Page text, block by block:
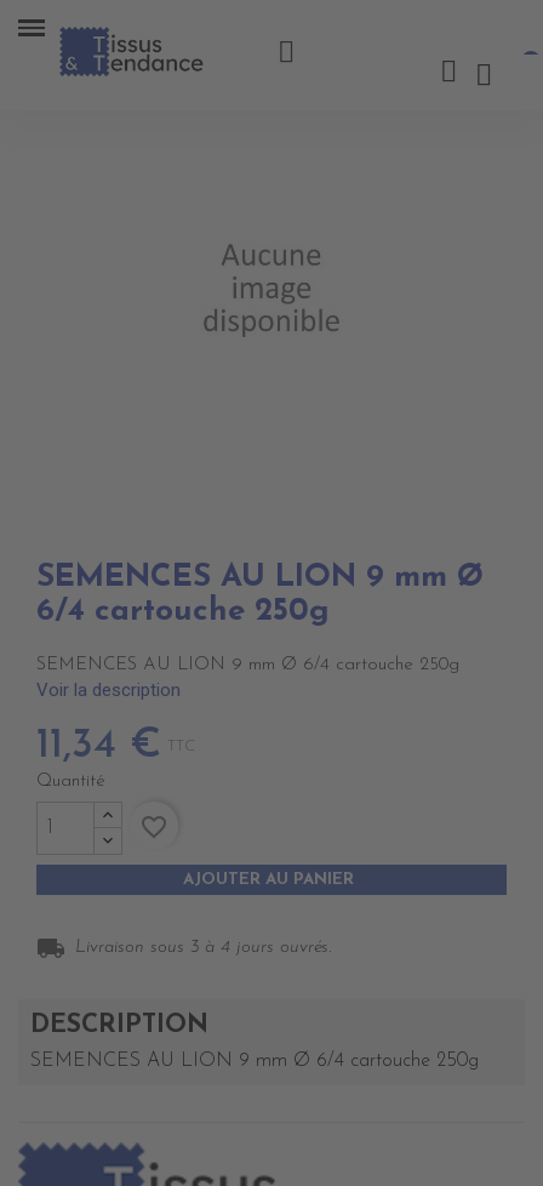
SEMENCES AU LION 9 mm Ø
6/4 cartouche 250g
SEMENCES AU LION 9 mm Ø 6/4 cartouche 250g
Voir la description
11,34 € TTC
Quantité
AJOUTER AU PANIER
favorite_border
local_shipping Livraison sous 3 à 4 jours ouvrés.
DESCRIPTION
SEMENCES AU LION 9 mm Ø 6/4 cartouche 250g